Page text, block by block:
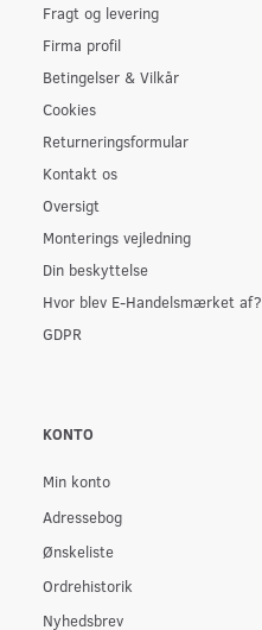
Fragt og levering
Firma profil
Betingelser & Vilkår
Cookies
Returneringsformular
Kontakt os
Oversigt
Monterings vejledning
Din beskyttelse
Hvor blev E-Handelsmærket af?
GDPR
KONTO
Min konto
Adressebog
Ønskeliste
Ordrehistorik
Nyhedsbrev